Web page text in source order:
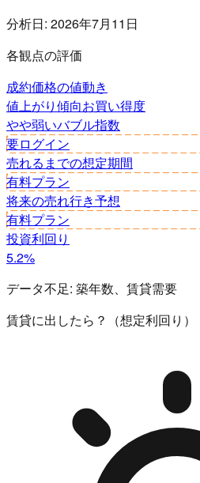
分析日: 2026年7月11日
各観点の評価
成約価格の値動き
値上がり傾向お買い得度
やや弱いバブル指数
要ログイン
売れるまでの想定期間
有料プラン
将来の売れ行き予想
有料プラン
投資利回り
5.2%
データ不足: 築年数、賃貸需要
賃貸に出したら？（想定利回り）